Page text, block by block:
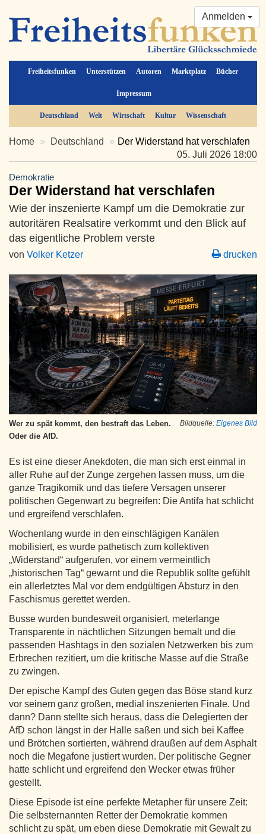
Freiheitsfunken Unterstützen Autoren Marktplatz Bücher
Impressum
Anmelden
Deutschland Welt Wirtschaft Kultur Wissenschaft
Home Deutschland
Der Widerstand hat verschlafen
05. Juli 2026 18:00
Demokratie
Der Widerstand hat verschlafen
Wie der inszenierte Kampf um die Demokratie zur
autoritären Realsatire verkommt und den Blick auf
das eigentliche Problem verste
von Volker Ketzer drucken
Bildquelle: Eigenes Bild
Wer zu spät kommt, den bestraft das Leben.
Oder die AfD.
Es ist eine dieser Anekdoten, die man sich erst einmal in
aller Ruhe auf der Zunge zergehen lassen muss, um die
ganze Tragikomik und das tiefere Versagen unserer
politischen Gegenwart zu begreifen: Die Antifa hat schlicht
und ergreifend verschlafen.
Wochenlang wurde in den einschlägigen Kanälen
mobilisiert, es wurde pathetisch zum kollektiven
„Widerstand“ aufgerufen, vor einem vermeintlich
„historischen Tag“ gewarnt und die Republik sollte gefühlt
ein allerletztes Mal vor dem endgültigen Absturz in den
Faschismus gerettet werden.
Busse wurden bundesweit organisiert, meterlange
Transparente in nächtlichen Sitzungen bemalt und die
passenden Hashtags in den sozialen Netzwerken bis zum
Erbrechen rezitiert, um die kritische Masse auf die Straße
zu zwingen.
Der epische Kampf des Guten gegen das Böse stand kurz
vor seinem ganz großen, medial inszenierten Finale. Und
dann? Dann stellte sich heraus, dass die Delegierten der
AfD schon längst in der Halle saßen und sich bei Kaffee
und Brötchen sortierten, während draußen auf dem Asphalt
noch die Megafone justiert wurden. Der politische Gegner
hatte schlicht und ergreifend den Wecker etwas früher
gestellt.
Diese Episode ist eine perfekte Metapher für unsere Zeit:
Die selbsternannten Retter der Demokratie kommen
schlicht zu spät, um eben diese Demokratie mit Gewalt zu